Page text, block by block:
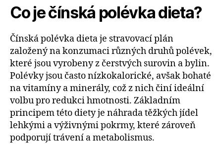
Co je čínská polévka dieta?
Čínská polévka dieta je stravovací plán
založený na konzumaci různých druhů polévek,
které jsou vyrobeny z čerstvých surovin a bylin.
Polévky jsou často nízkokalorické, avšak bohaté
na vitamíny a minerály, což z nich činí ideální
volbu pro redukci hmotnosti. Základním
principem této diety je náhrada těžkých jídel
lehkými a výživnými pokrmy, které zároveň
podporují trávení a metabolismus.